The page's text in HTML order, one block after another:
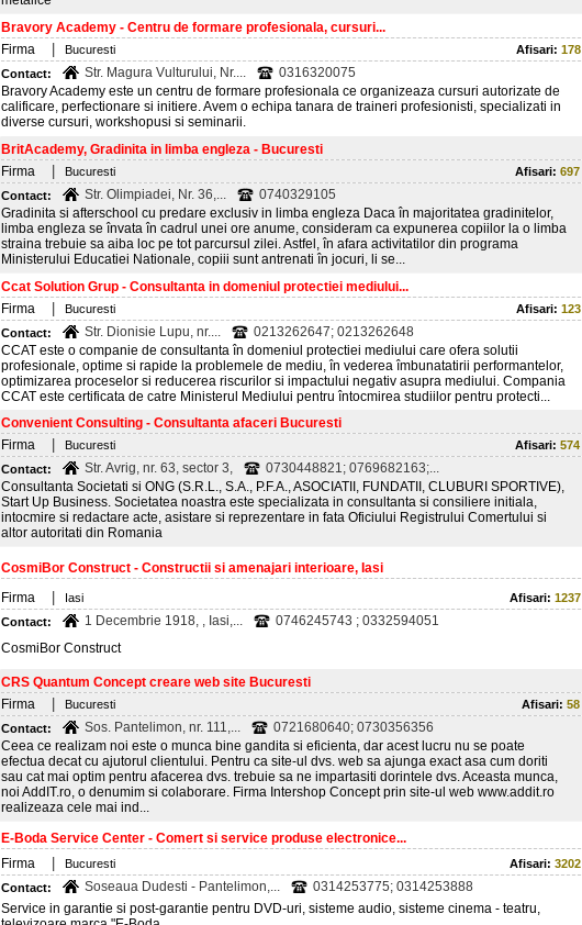
Bravory Academy - Centru de formare profesionala, cursuri...
Firma
Bucuresti Afisari: 178
Contact:
Str. Magura Vulturului, Nr....
0316320075
Bravory Academy este un centru de formare profesionala ce organizeaza cursuri autorizate de
calificare, perfectionare si initiere. Avem o echipa tanara de traineri profesionisti, specializati in
diverse cursuri, workshopusi si seminarii.
BritAcademy, Gradinita in limba engleza - Bucuresti
Firma
Bucuresti Afisari: 697
Contact:
Str. Olimpiadei, Nr. 36,...
0740329105
Gradinita si afterschool cu predare exclusiv in limba engleza Daca în majoritatea gradinitelor,
limba engleza se învata în cadrul unei ore anume, consideram ca expunerea copiilor la o limba
straina trebuie sa aiba loc pe tot parcursul zilei. Astfel, în afara activitatilor din programa
Ministerului Educatiei Nationale, copiii sunt antrenati în jocuri, li se...
Ccat Solution Grup - Consultanta in domeniul protectiei mediului...
Firma
Bucuresti Afisari: 123
Contact:
Str. Dionisie Lupu, nr....
0213262647; 0213262648
CCAT este o companie de consultanta în domeniul protectiei mediului care ofera solutii
profesionale, optime si rapide la problemele de mediu, în vederea îmbunatatirii performantelor,
optimizarea proceselor si reducerea riscurilor si impactului negativ asupra mediului. Compania
CCAT este certificata de catre Ministerul Mediului pentru întocmirea studiilor pentru protecti...
Convenient Consulting - Consultanta afaceri Bucuresti
Firma
Bucuresti Afisari: 574
Contact:
Str. Avrig, nr. 63, sector 3,
0730448821; 0769682163;...
Consultanta Societati si ONG (S.R.L., S.A., P.F.A., ASOCIATII, FUNDATII, CLUBURI SPORTIVE),
Start Up Business. Societatea noastra este specializata in consultanta si consiliere initiala,
intocmire si redactare acte, asistare si reprezentare in fata Oficiului Registrului Comertului si
altor autoritati din Romania
CosmiBor Construct - Constructii si amenajari interioare, Iasi
Firma
Iasi Afisari: 1237
Contact:
1 Decembrie 1918, , Iasi,...
0746245743 ; 0332594051
CosmiBor Construct
CRS Quantum Concept creare web site Bucuresti
Firma
Bucuresti Afisari: 58
Contact:
Sos. Pantelimon, nr. 111,...
0721680640; 0730356356
Ceea ce realizam noi este o munca bine gandita si eficienta, dar acest lucru nu se poate
efectua decat cu ajutorul clientului. Pentru ca site-ul dvs. web sa ajunga exact asa cum doriti
sau cat mai optim pentru afacerea dvs. trebuie sa ne impartasiti dorintele dvs. Aceasta munca,
noi AddIT.ro, o denumim si colaborare. Firma Intershop Concept prin site-ul web www.addit.ro
realizeaza cele mai ind...
E-Boda Service Center - Comert si service produse electronice...
Firma
Bucuresti Afisari: 3202
Contact:
Soseaua Dudesti - Pantelimon,...
0314253775; 0314253888
Service in garantie si post-garantie pentru DVD-uri, sisteme audio, sisteme cinema - teatru,